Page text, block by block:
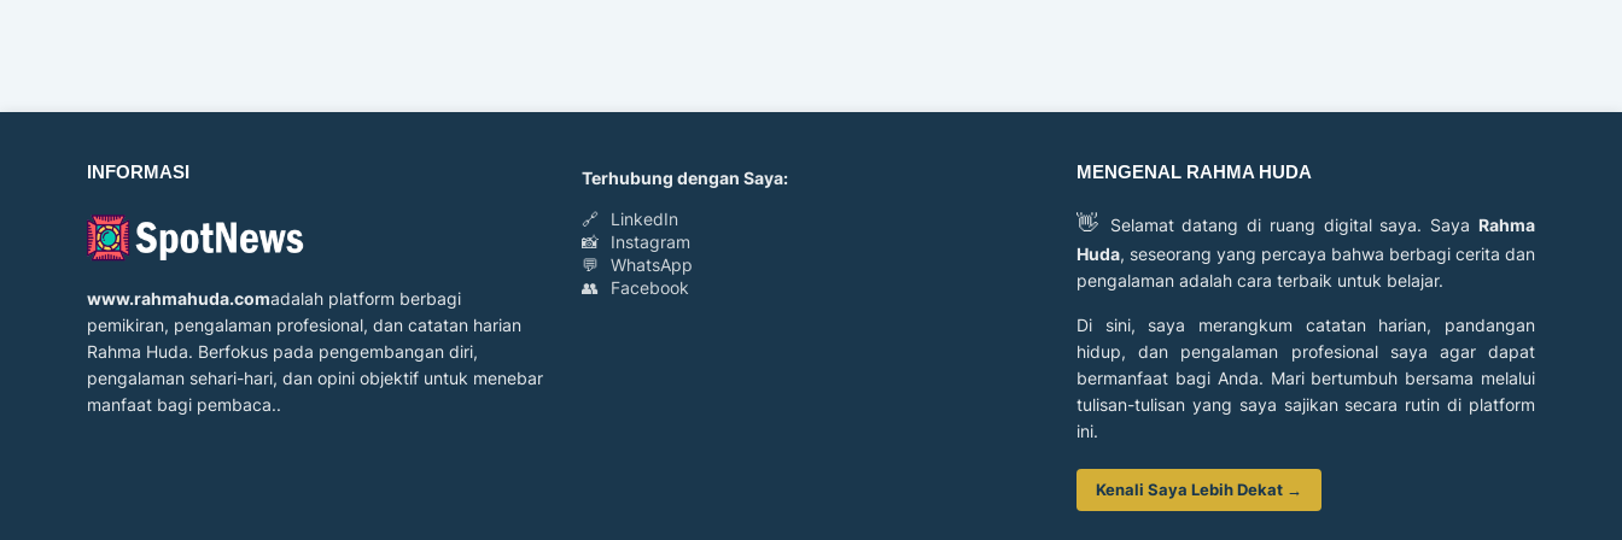
INFORMASI
www.rahmahuda.comadalah platform berbagi
pemikiran, pengalaman profesional, dan catatan harian
Rahma Huda. Berfokus pada pengembangan diri,
pengalaman sehari-hari, dan opini objektif untuk menebar
manfaat bagi pembaca..
Terhubung dengan Saya:
🔗
LinkedIn
📸
Instagram
💬
WhatsApp
👥
Facebook
MENGENAL RAHMA HUDA
👋 Selamat datang di ruang digital saya. Saya Rahma
Huda, seseorang yang percaya bahwa berbagi cerita dan
pengalaman adalah cara terbaik untuk belajar.
Di sini, saya merangkum catatan harian, pandangan
hidup, dan pengalaman profesional saya agar dapat
bermanfaat bagi Anda. Mari bertumbuh bersama melalui
tulisan-tulisan yang saya sajikan secara rutin di platform
ini.
Kenali Saya Lebih Dekat →